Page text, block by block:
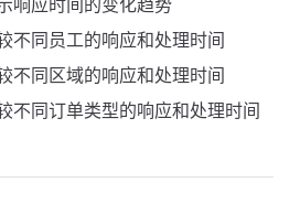
响应时间的变化趋势
不同员工的响应和处理时间
不同区域的响应和处理时间
不同订单类型的响应和处理时间